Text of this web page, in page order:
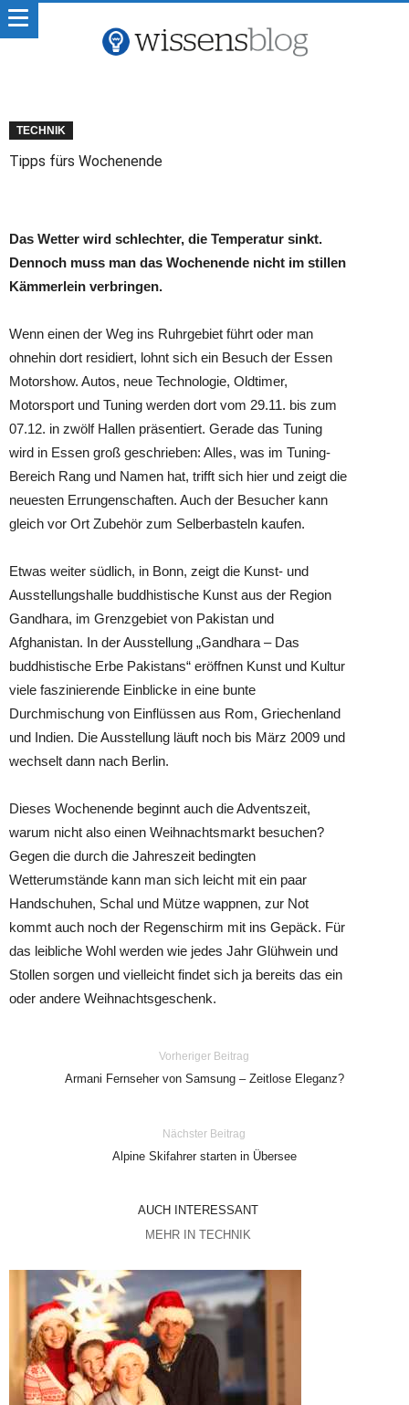
TECHNIK
Tipps fürs Wochenende
Das Wetter wird schlechter, die Temperatur sinkt.
Dennoch muss man das Wochenende nicht im stillen
Kämmerlein verbringen.
Wenn einen der Weg ins Ruhrgebiet führt oder man
ohnehin dort residiert, lohnt sich ein Besuch der Essen
Motorshow. Autos, neue Technologie, Oldtimer,
Motorsport und Tuning werden dort vom 29.11. bis zum
07.12. in zwölf Hallen präsentiert. Gerade das Tuning
wird in Essen groß geschrieben: Alles, was im Tuning-
Bereich Rang und Namen hat, trifft sich hier und zeigt die
neuesten Errungenschaften. Auch der Besucher kann
gleich vor Ort Zubehör zum Selberbasteln kaufen.
Etwas weiter südlich, in Bonn, zeigt die Kunst- und
Ausstellungshalle buddhistische Kunst aus der Region
Gandhara, im Grenzgebiet von Pakistan und
Afghanistan. In der Ausstellung „Gandhara – Das
buddhistische Erbe Pakistans“ eröffnen Kunst und Kultur
viele faszinierende Einblicke in eine bunte
Durchmischung von Einflüssen aus Rom, Griechenland
und Indien. Die Ausstellung läuft noch bis März 2009 und
wechselt dann nach Berlin.
Dieses Wochenende beginnt auch die Adventszeit,
warum nicht also einen Weihnachtsmarkt besuchen?
Gegen die durch die Jahreszeit bedingten
Wetterumstände kann man sich leicht mit ein paar
Handschuhen, Schal und Mütze wappnen, zur Not
kommt auch noch der Regenschirm mit ins Gepäck. Für
das leibliche Wohl werden wie jedes Jahr Glühwein und
Stollen sorgen und vielleicht findet sich ja bereits das ein
oder andere Weihnachtsgeschenk.
Vorheriger Beitrag
Armani Fernseher von Samsung – Zeitlose Eleganz?
Nächster Beitrag
Alpine Skifahrer starten in Übersee
AUCH INTERESSANT
MEHR IN TECHNIK